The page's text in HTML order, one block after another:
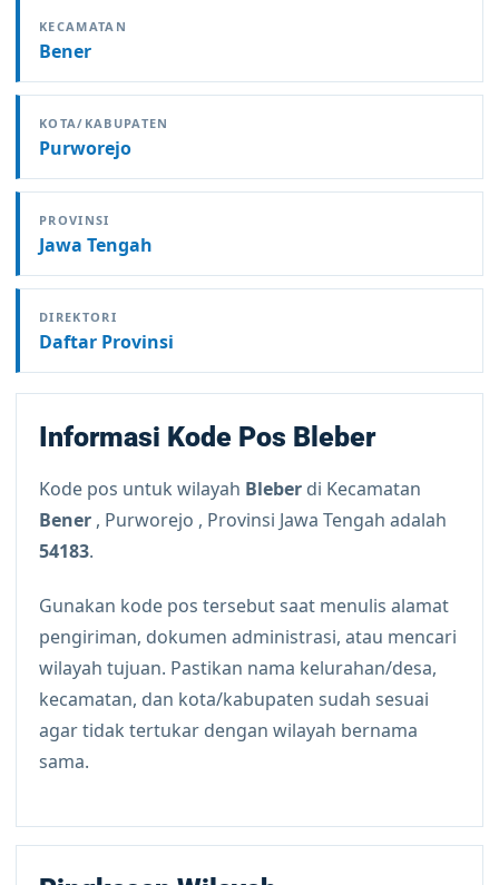
KECAMATAN
Bener
KOTA/KABUPATEN
Purworejo
PROVINSI
Jawa Tengah
DIREKTORI
Daftar Provinsi
Informasi Kode Pos Bleber
Kode pos untuk wilayah Bleber di Kecamatan
Bener , Purworejo , Provinsi Jawa Tengah adalah
54183.
Gunakan kode pos tersebut saat menulis alamat
pengiriman, dokumen administrasi, atau mencari
wilayah tujuan. Pastikan nama kelurahan/desa,
kecamatan, dan kota/kabupaten sudah sesuai
agar tidak tertukar dengan wilayah bernama
sama.